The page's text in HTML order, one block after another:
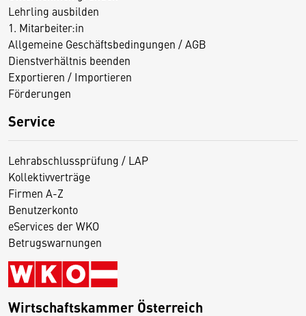
Lehrling ausbilden
1. Mitarbeiter:in
Allgemeine Geschäftsbedingungen / AGB
Dienstverhältnis beenden
Exportieren / Importieren
Förderungen
Service
Lehrabschlussprüfung / LAP
Kollektivverträge
Firmen A-Z
Benutzerkonto
eServices der WKO
Betrugswarnungen
Wirtschaftskammer Österreich